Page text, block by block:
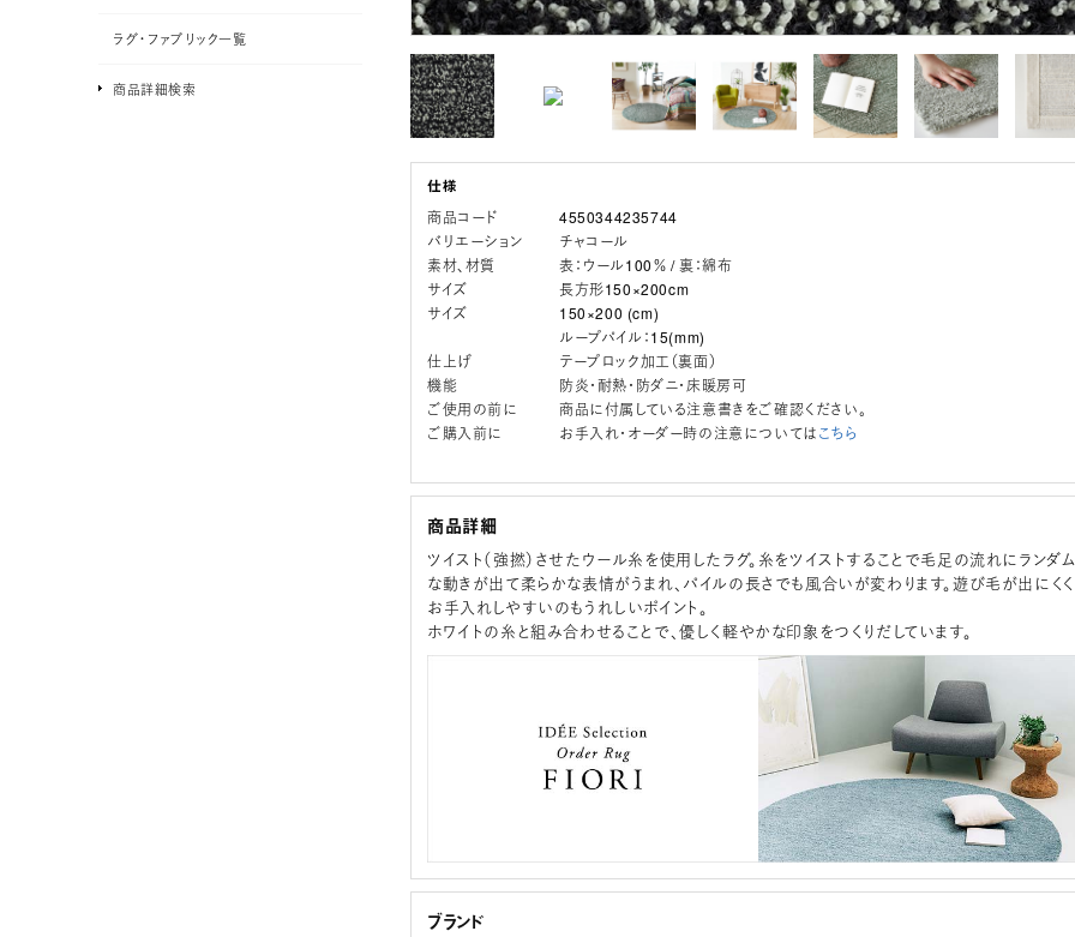
商品コード
4550344235744
バリエーション
チャコール
素材、材質
表：ウール100％ / 裏：綿布
サイズ
長方形150×200cm
サイズ
150×200 (cm)
ループパイル：15(mm)
仕上げ
テープロック加工（裏面）
機能
防炎・耐熱・防ダニ・床暖房可
ご使用の前に
商品に付属している注意書きをご確認ください。
ご購入前に
お手入れ・オーダー時の注意についてはこちら
商品詳細
ツイスト（強撚）させたウール糸を使用したラグ。糸をツイストすることで毛足の流れにランダム
な動きが出て柔らかな表情がうまれ、パイルの長さでも風合いが変わります。遊び毛が出にくく
お手入れしやすいのもうれしいポイント。
ホワイトの糸と組み合わせることで、優しく軽やかな印象をつくりだしています。
ブランド
ラグ・ファブリック一覧
商品詳細検索